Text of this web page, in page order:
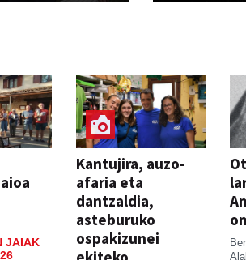
JAIAK
Kantujira, auzo-
afaria eta
dantzaldia,
asteburuko
ospakizunei